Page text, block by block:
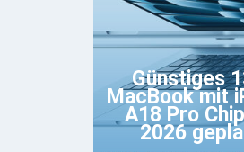
Günstiges
MacBook mit
A18 Pro
2026